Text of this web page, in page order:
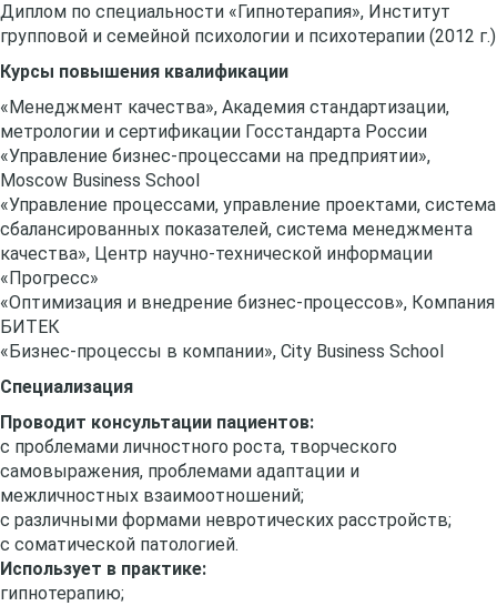
Диплом по специальности «Гипнотерапия», Институт
групповой и семейной психологии и психотерапии (2012 г.)
Курсы повышения квалификации
«Менеджмент качества», Академия стандартизации,
метрологии и сертификации Госстандарта России
«Управление бизнес-процессами на предприятии»,
Moscow Business School
«Управление процессами, управление проектами, система
сбалансированных показателей, система менеджмента
качества», Центр научно-технической информации
«Прогресс»
«Оптимизация и внедрение бизнес-процессов», Компания
БИТЕК
«Бизнес-процессы в компании», City Business School
Специализация
Проводит консультации пациентов:
с проблемами личностного роста, творческого
самовыражения, проблемами адаптации и
межличностных взаимоотношений;
с различными формами невротических расстройств;
с соматической патологией.
Использует в практике:
гипнотерапию;